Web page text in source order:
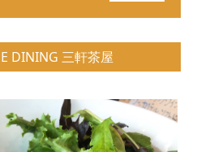
DINING 三軒茶屋